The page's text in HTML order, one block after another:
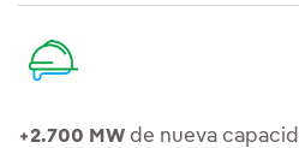
+2.700 MW de nueva